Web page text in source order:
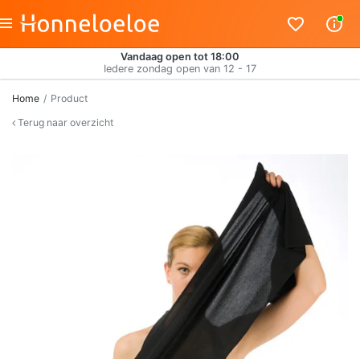
Vandaag open tot 18:00
Iedere zondag open van 12 - 17
Home
Product
Terug naar overzicht